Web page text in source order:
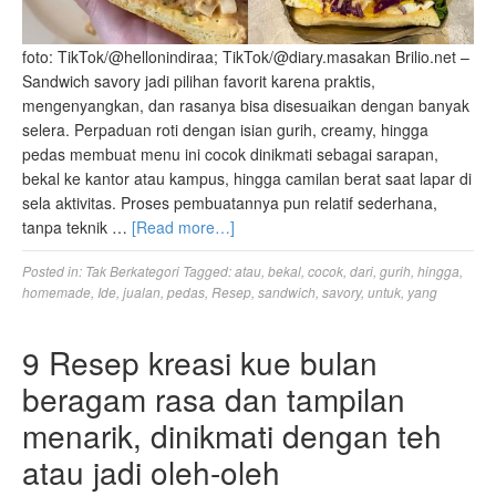
foto: TikTok/@hellonindiraa; TikTok/@diary.masakan Brilio.net –
Sandwich savory jadi pilihan favorit karena praktis,
mengenyangkan, dan rasanya bisa disesuaikan dengan banyak
selera. Perpaduan roti dengan isian gurih, creamy, hingga
pedas membuat menu ini cocok dinikmati sebagai sarapan,
bekal ke kantor atau kampus, hingga camilan berat saat lapar di
sela aktivitas. Proses pembuatannya pun relatif sederhana,
tanpa teknik … [Read more…]
Posted in: Tak Berkategori Tagged:atau bekal cocok dari gurih hingga
homemade Ide jualan pedas Resep sandwich savory, untuk yang
9 Resep kreasi kue bulan
beragam rasa dan tampilan
menarik, dinikmati dengan teh
atau jadi oleh-oleh